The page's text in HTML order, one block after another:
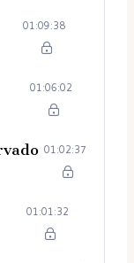
01:09:38
01:06:02
01:02:37
01:01:32